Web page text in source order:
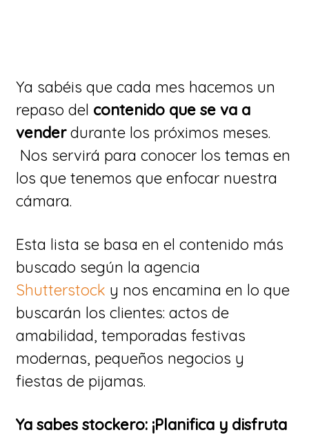
Ya sabéis que cada mes hacemos un
repaso del contenido que se va a
venderdurante los próximos meses.
Nos servirá para conocer los temas en
los que tenemos que enfocar nuestra
cámara.
Esta lista se basa en el contenido más
buscado según la agencia
Shutterstock y nos encamina en lo que
buscarán los clientes: actos de
amabilidad, temporadas festivas
modernas, pequeños negocios y
fiestas de pijamas.
Ya sabes stockero: ¡Planifica y disfruta